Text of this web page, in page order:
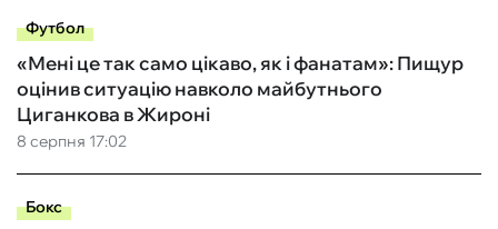
Футбол
8 серпня 17:02
«Мені це так само цікаво, як і фанатам»: Пищур
оцінив ситуацію навколо майбутнього
Циганкова в Жироні
Бокс